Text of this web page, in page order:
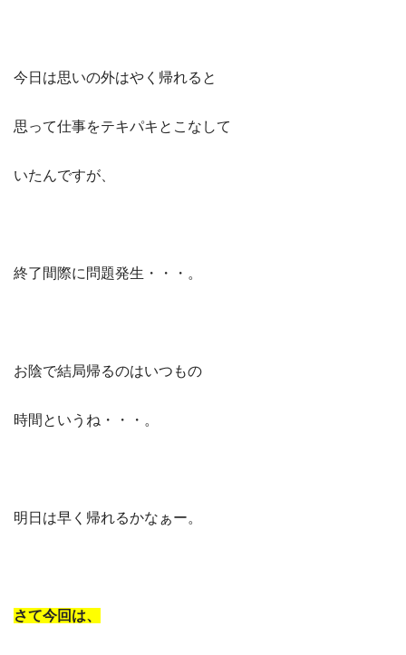
今日は思いの外はやく帰れると
思って仕事をテキパキとこなして
いたんですが、
終了間際に問題発生・・・。
お陰で結局帰るのはいつもの
時間というね・・・。
明日は早く帰れるかなぁー。
さて今回は、